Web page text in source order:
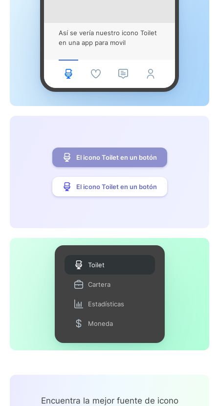
Así se vería nuestro icono Toilet
en una app para movil
El icono Toilet en un botón
El icono Toilet en un botón
Toilet
Cartera
Estadísticas
Moneda
Encuentra la mejor fuente de icono